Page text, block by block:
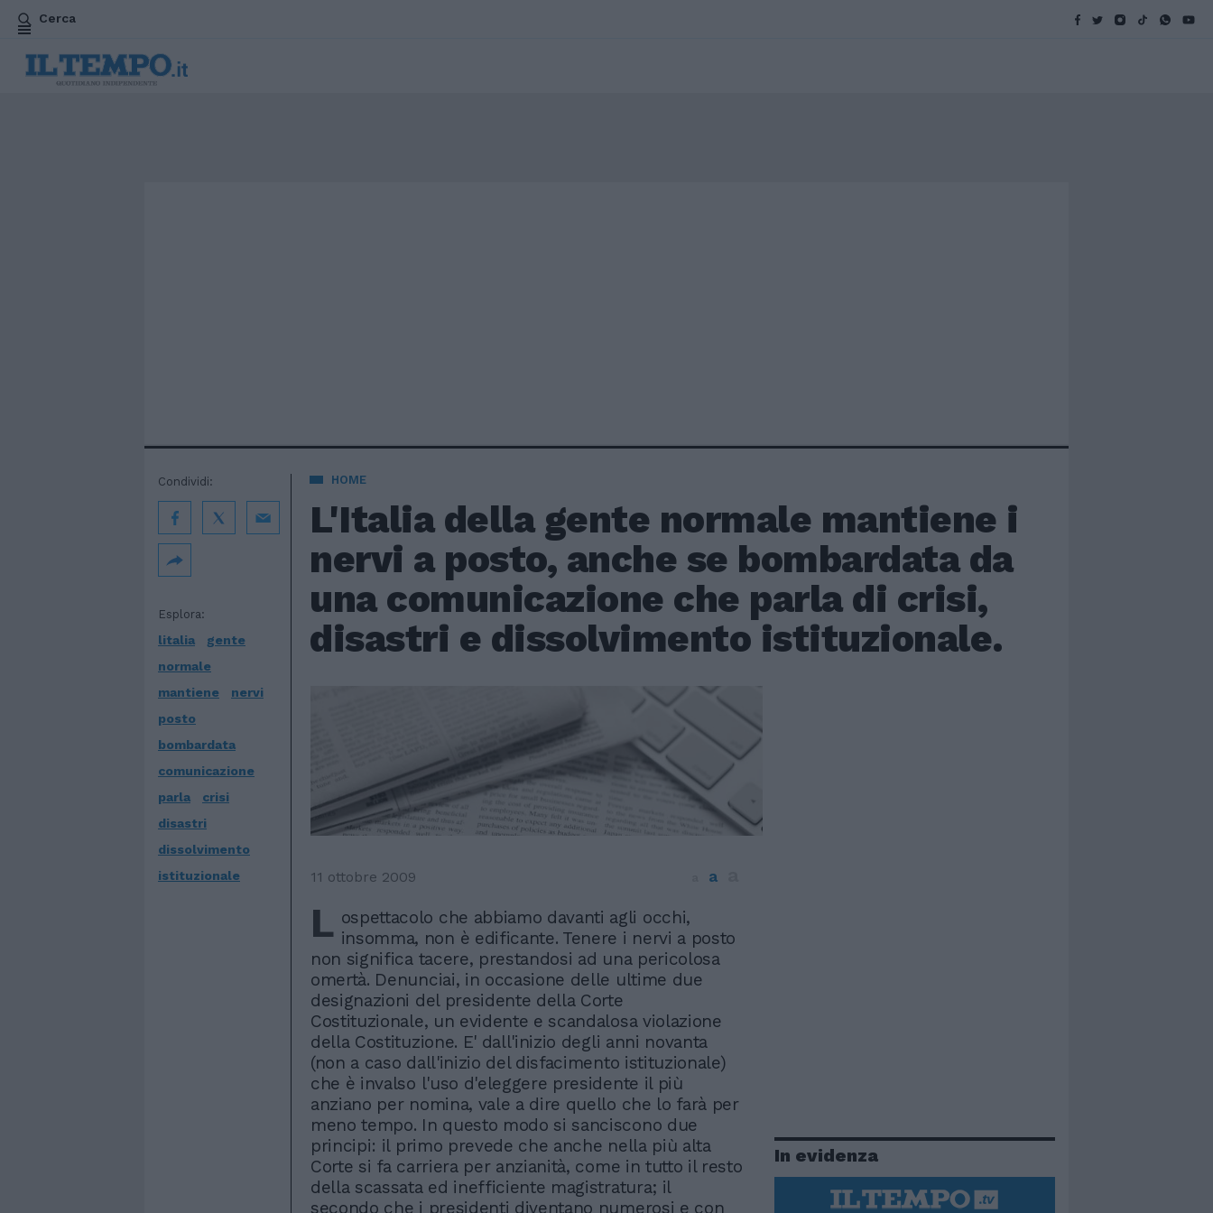
Cerca
HOME
L'Italia della gente normale mantiene i
nervi a posto, anche se bombardata da
una comunicazione che parla di crisi,
disastri e dissolvimento istituzionale.
Esplora:
litalia
gente
normale
mantiene
nervi
posto
bombardata
comunicazione
parla
crisi
disastri
dissolvimento
istituzionale
Condividi:
11 ottobre 2009 a
L ospettacolo che abbiamo davanti agli occhi,
insomma, non è edificante. Tenere i nervi a posto
non significa tacere, prestandosi ad una pericolosa
omertà. Denunciai, in occasione delle ultime due
designazioni del presidente della Corte
Costituzionale, un evidente e scandalosa violazione
della Costituzione. E' dall'inizio degli anni novanta
(non a caso dall'inizio del disfacimento istituzionale)
che è invalso l'uso d'eleggere presidente il più
anziano per nomina, vale a dire quello che lo farà per
meno tempo. In questo modo si sanciscono due
principi: il primo prevede che anche nella più alta
Corte si fa carriera per anzianità, come in tutto il resto
della scassata ed inefficiente magistratura; il
secondo che i presidenti diventano numerosi e con
In evidenza